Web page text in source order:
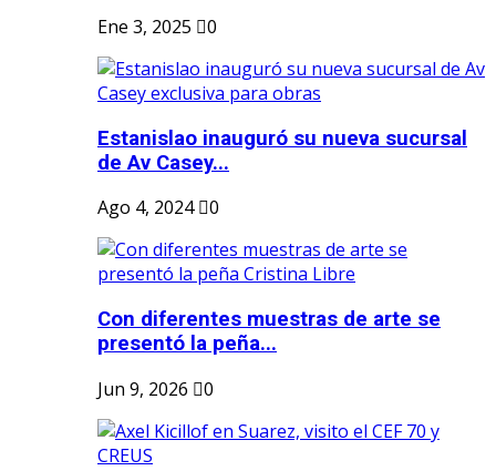
Ene 3, 2025
0
Estanislao inauguró su nueva sucursal
de Av Casey...
Ago 4, 2024
0
Con diferentes muestras de arte se
presentó la peña...
Jun 9, 2026
0